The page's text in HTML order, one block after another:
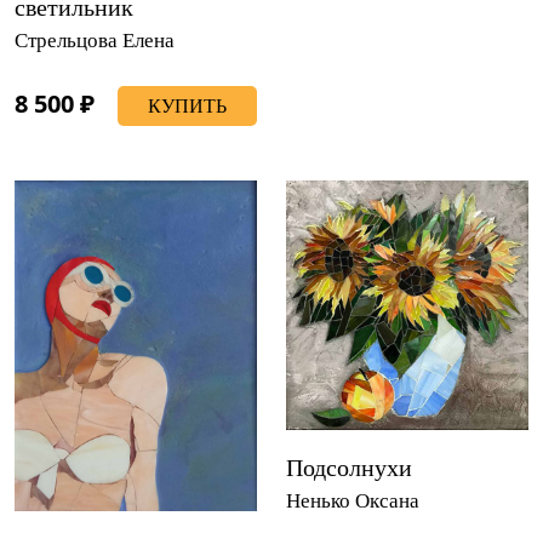
светильник
Стрельцова Елена
8 500 ₽ КУПИТЬ
Подсолнухи
Ненько Оксана